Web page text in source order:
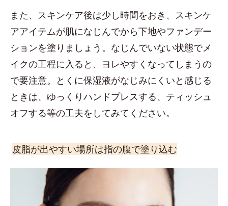
また、スキンケア後は少し時間をおき、スキンケ
アアイテムが肌になじんでから下地やファンデー
ションを塗りましょう。なじんでいない状態でメ
イクの工程に入ると、ヨレやすくなってしまうの
で要注意。とくに保湿液がなじみにくいと感じる
ときは、ゆっくりハンドプレスする、ティッシュ
オフする等の工夫をしてみてください。
皮脂が出やすい場所は指の腹で塗り込む